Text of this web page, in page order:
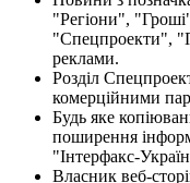
"Регіони",
"Спецпроекти",
реклами.
Розділ
комерційними
Будь яке
поширення
"Інтерфакс-
Власник веб-